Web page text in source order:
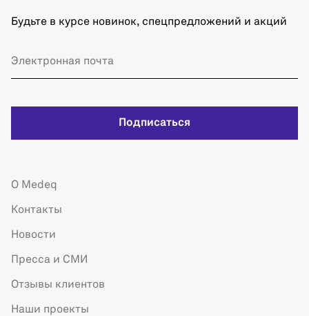
Будьте в курсе новинок, спецпредложений и акций
Подписаться
О Medeq
Контакты
Новости
Пресса и СМИ
Отзывы клиентов
Наши проекты